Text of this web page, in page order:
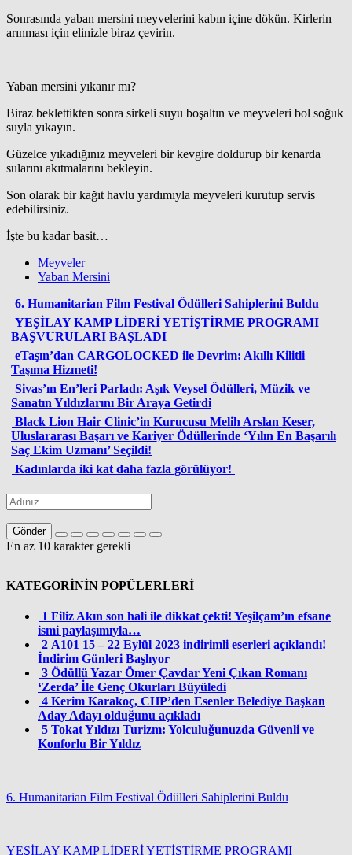
Sonrasında yaban mersini meyvelerini kabın içine dökün. Kirlerin
arınması için elinizle biraz çevirin.
Yaban mersini yıkanır mı?
Biraz beklettikten sonra sirkeli suyu boşaltın ve meyveleri bol soğuk
suyla yıkayın.
Güzelce yıkadığınız meyveleri bir kevgire doldurup bir kenarda
sularını akıtmalarını bekleyin.
Son olarak bir kağıt havlu yardımıyla meyveleri kurutup servis
edebilirsiniz.
İşte bu kadar basit…
Meyveler
Yaban Mersini
6. Humanitarian Film Festival Ödülleri Sahiplerini Buldu
YEŞİLAY KAMP LİDERİ YETİŞTİRME PROGRAMI
BAŞVURULARI BAŞLADI
eTaşın’dan CARGOLOCKED ile Devrim: Akıllı Kilitli
Taşıma Hizmeti!
Sivas’ın En’leri Parladı: Aşık Veysel Ödülleri, Müzik ve
Sanatın Yıldızlarını Bir Araya Getirdi
Black Lion Hair Clinic’in Kurucusu Melih Arslan Keser,
Uluslararası Başarı ve Kariyer Ödüllerinde ‘Yılın En Başarılı
Saç Ekim Uzmanı’ Seçildi!
Kadınlarda iki kat daha fazla görülüyor!
Gönder
En az 10 karakter gerekli
KATEGORİNİN POPÜLERLERİ
1 Filiz Akın son hali ile dikkat çekti! Yeşilçam’ın efsane
ismi paylaşımıyla…
2 A101 15 – 22 Eylül 2023 indirimli eserleri açıklandı!
İndirim Günleri Başlıyor
3 Ödüllü Yazar Ömer Çavdar Yeni Çıkan Romanı
‘Zerda’ İle Genç Okurları Büyüledi
4 Kerim Karakoç, CHP’den Esenler Belediye Başkan
Aday Adayı olduğunu açıkladı
5 Tokat Yıldızı Turizm: Yolculuğunuzda Güvenli ve
Konforlu Bir Yıldız
6. Humanitarian Film Festival Ödülleri Sahiplerini Buldu
YEŞİLAY KAMP LİDERİ YETİŞTİRME PROGRAMI